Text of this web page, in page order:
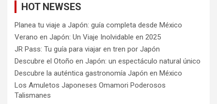
HOT NEWSES
Planea tu viaje a Japón: guía completa desde México
Verano en Japón: Un Viaje Inolvidable en 2025
JR Pass: Tu guía para viajar en tren por Japón
Descubre el Otoño en Japón: un espectáculo natural único
Descubre la auténtica gastronomía Japón en México
Los Amuletos Japoneses Omamori Poderosos
Talismanes